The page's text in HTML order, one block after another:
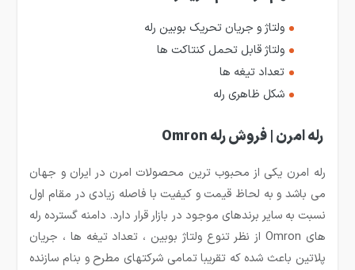
ولتاژ و جریان تحریک بوبین رله
ولتاژ قابل تحمل کنتاکت ها
تعداد تیغه ها
شکل ظاهری رله
رله امرن | فروش رله Omron
رله امرن یکی از محبوب ترین محصولات امرن در ایران و جهان
می باشد و به لحاظ قیمت و کیفیت با فاصله زیادی در مقام اول
نسبت به سایر برندهای موجود در بازار قرار دارد. دامنه گسترده رله
های Omron از نظر تنوع ولتاژ بوبین ، تعداد تیغه ها ، جریان
پلاتین باعث شده که تقریبا تمامی شرکتهای مطرح و بنام سازنده